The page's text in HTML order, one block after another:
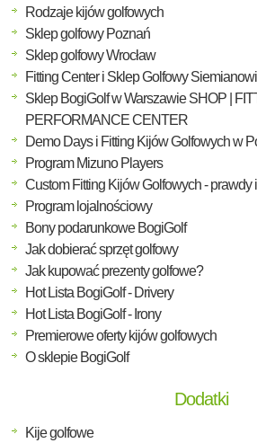
Rodzaje kijów golfowych
Sklep golfowy Poznań
Sklep golfowy Wrocław
Fitting Center i Sklep Golfowy
Sklep BogiGolf w Warszawie SHOP |
PERFORMANCE CENTER
Demo Days i Fitting Kijów Golfowych w
Program Mizuno Players
Custom Fitting Kijów Golfowych - prawdy
Program lojalnościowy
Bony podarunkowe BogiGolf
Jak dobierać sprzęt golfowy
Jak kupować prezenty golfowe?
Hot Lista BogiGolf - Drivery
Hot Lista BogiGolf - Irony
Premierowe oferty kijów golfowych
O sklepie BogiGolf
Dodatki
Kije golfowe